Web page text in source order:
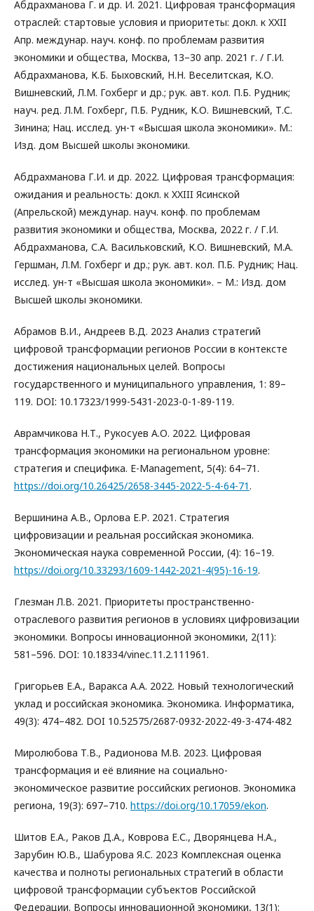
Абдрахманова Г. и др. И. 2021. Цифровая трансформация
отраслей: стартовые условия и приоритеты: докл. к XXII
Апр. междунар. науч. конф. по проблемам развития
экономики и общества, Москва, 13–30 апр. 2021 г. / Г.И.
Абдрахманова, К.Б. Быховский, Н.Н. Веселитская, К.О.
Вишневский, Л.М. Гохберг и др.; рук. авт. кол. П.Б. Рудник;
науч. ред. Л.М. Гохберг, П.Б. Рудник, К.О. Вишневский, Т.С.
Зинина; Нац. исслед. ун-т «Высшая школа экономики». М.:
Изд. дом Высшей школы экономики.
Абдрахманова Г.И. и др. 2022. Цифровая трансформация:
ожидания и реальность: докл. к XXIII Ясинской
(Апрельской) междунар. науч. конф. по проблемам
развития экономики и общества, Москва, 2022 г. / Г.И.
Абдрахманова, С.А. Васильковский, К.О. Вишневский, М.А.
Гершман, Л.М. Гохберг и др.; рук. авт. кол. П.Б. Рудник; Нац.
исслед. ун-т «Высшая школа экономики». – М.: Изд. дом
Высшей школы экономики.
Абрамов В.И., Андреев В.Д. 2023 Анализ стратегий
цифровой трансформации регионов России в контексте
достижения национальных целей. Вопросы
государственного и муниципального управления, 1: 89–
119. DOI: 10.17323/1999-5431-2023-0-1-89-119.
Аврамчикова Н.Т., Рукосуев А.О. 2022. Цифровая
трансформация экономики на региональном уровне:
стратегия и специфика. E-Management, 5(4): 64–71.
https://doi.org/10.26425/2658-3445-2022-5-4-64-71.
Вершинина А.В., Орлова Е.Р. 2021. Стратегия
цифровизации и реальная российская экономика.
Экономическая наука современной России, (4): 16–19.
https://doi.org/10.33293/1609-1442-2021-4(95)-16-19.
Глезман Л.В. 2021. Приоритеты пространственно-
отраслевого развития регионов в условиях цифровизации
экономики. Вопросы инновационной экономики, 2(11):
581–596. DOI: 10.18334/vinec.11.2.111961.
Григорьев Е.А., Варакса А.А. 2022. Новый технологический
уклад и российская экономика. Экономика. Информатика,
49(3): 474–482. DOI 10.52575/2687-0932-2022-49-3-474-482
Миролюбова Т.В., Радионова М.В. 2023. Цифровая
трансформация и её влияние на социально-
экономическое развитие российских регионов. Экономика
региона, 19(3): 697–710. https://doi.org/10.17059/ekon.
Шитов Е.А., Раков Д.А., Коврова Е.С., Дворянцева Н.А.,
Зарубин Ю.В., Шабурова Я.С. 2023 Комплексная оценка
качества и полноты региональных стратегий в области
цифровой трансформации субъектов Российской
Федерации. Вопросы инновационной экономики, 13(1):